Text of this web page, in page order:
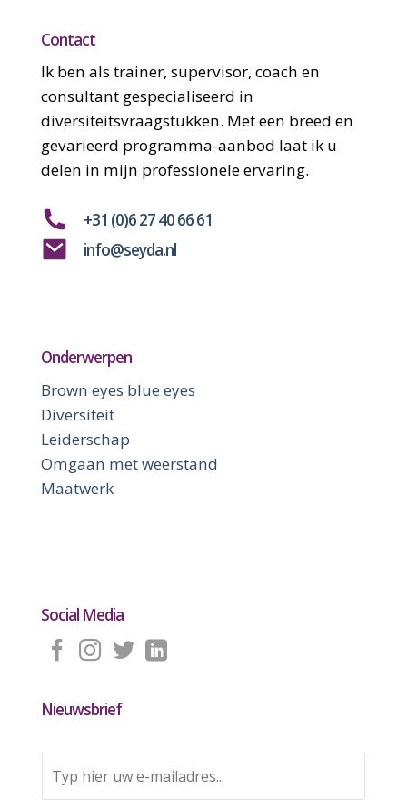
Contact
Ik ben als trainer, supervisor, coach en
consultant gespecialiseerd in
diversiteitsvraagstukken. Met een breed en
gevarieerd programma-aanbod laat ik u
delen in mijn professionele ervaring.
+31 (0)6 27 40 66 61
info@seyda.nl
Onderwerpen
Brown eyes blue eyes
Diversiteit
Leiderschap
Omgaan met weerstand
Maatwerk
Social Media
Nieuwsbrief
a